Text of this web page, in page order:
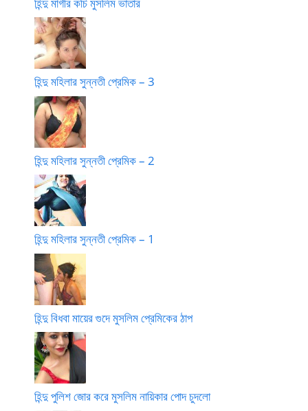
হিন্দু মহিলার সুন্নতী প্রেমিক – 3
হিন্দু মহিলার সুন্নতী প্রেমিক – 2
হিন্দু মহিলার সুন্নতী প্রেমিক – 1
হিন্দু বিধবা মায়ের গুদে মুসলিম প্রেমিকের ঠাপ
হিন্দু পুলিশ জোর করে মুসলিম নায়িকার পোদ চুদলো